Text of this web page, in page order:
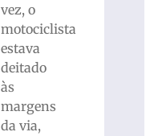
vez, o
motociclista
estava
deitado
às
margens
da via,